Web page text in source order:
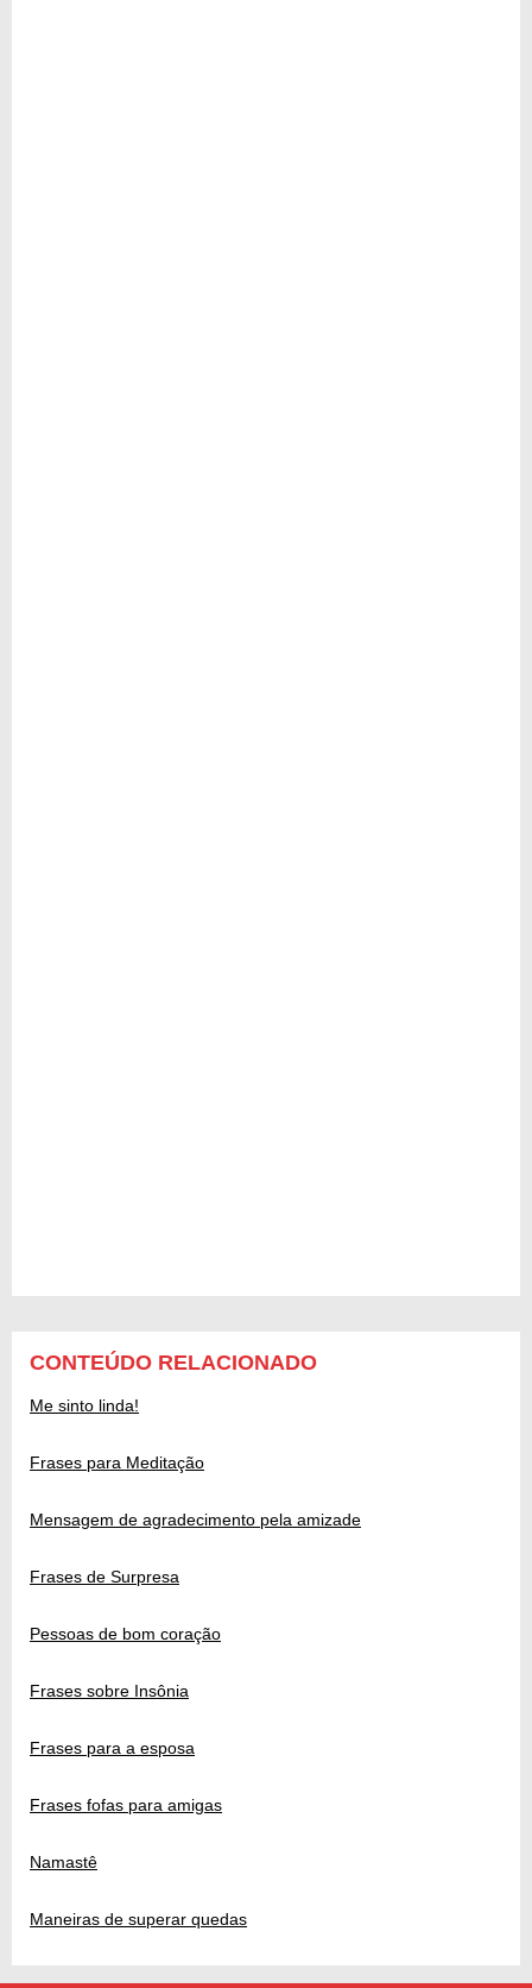
CONTEÚDO RELACIONADO
Me sinto linda!
Frases para Meditação
Mensagem de agradecimento pela amizade
Frases de Surpresa
Pessoas de bom coração
Frases sobre Insônia
Frases para a esposa
Frases fofas para amigas
Namastê
Maneiras de superar quedas